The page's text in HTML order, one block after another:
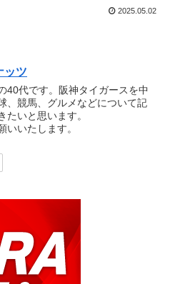
2025.05.02
ッツ
40代です。阪神タイガースを中
、競馬、グルメなどについて記
たいと思います。
いいたします。